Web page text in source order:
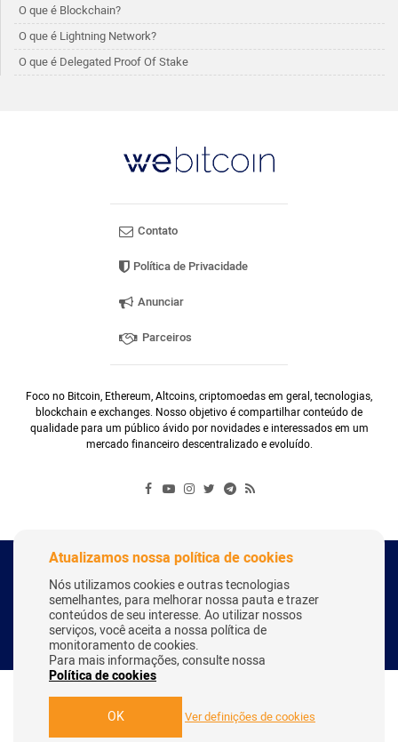
O que é Blockchain?
O que é Lightning Network?
O que é Delegated Proof Of Stake
Contato
Política de Privacidade
Anunciar
Parceiros
Foco no Bitcoin, Ethereum, Altcoins, criptomoedas em geral, tecnologias,
blockchain e exchanges. Nosso objetivo é compartilhar conteúdo de
qualidade para um público ávido por novidades e interessados em um
mercado financeiro descentralizado e evoluído.
Copyright Webitcoin 2018 - Todos os Direitos Reservados
Desenvolvido por: Herick Correa
Atualizamos nossa política de cookies
Nós utilizamos cookies e outras tecnologias
semelhantes, para melhorar nossa pauta e trazer
conteúdos de seu interesse. Ao utilizar nossos
serviços, você aceita a nossa política de
monitoramento de cookies.
Para mais informações, consulte nossa
Política de cookies
OK Ver definições de cookies